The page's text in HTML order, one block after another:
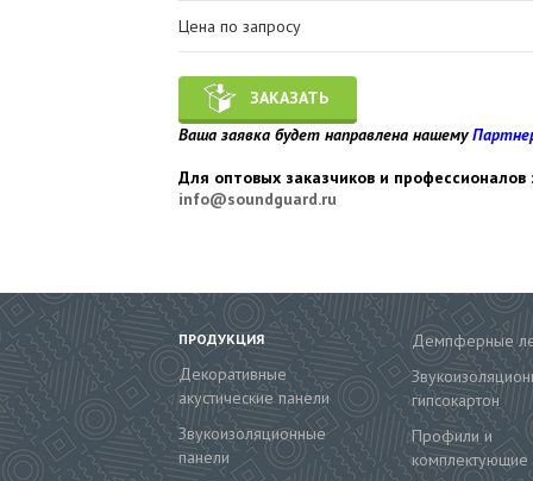
Цена по запросу
ЗАКАЗАТЬ
Ваша заявка будет направлена нашему
Для оптовых заказчиков и
info@soundguard.ru
ПРОДУКЦИЯ
Декоративные
акустические панели
Звукоизоляционные
панели
Демпферные
гипсокартон
Профили и
комплектующие